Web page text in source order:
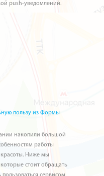
push-уведомлений.
пользу из Формы
накопили большой
работы
красоты. Ниже мы
стоит обращать